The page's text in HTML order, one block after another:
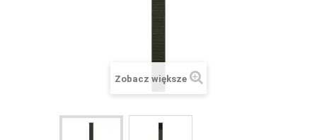
Zobacz większe